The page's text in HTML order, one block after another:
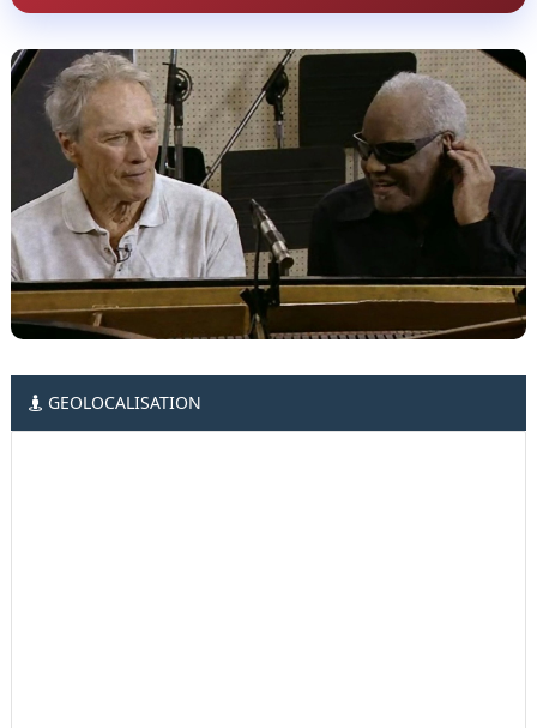
GEOLOCALISATION